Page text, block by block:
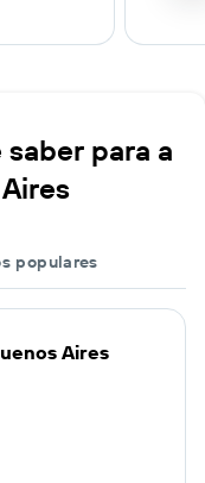
para a
populares
Aires